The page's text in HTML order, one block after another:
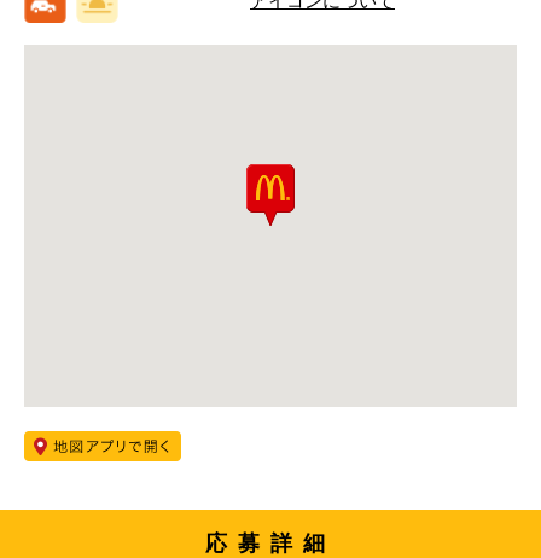
応募詳細